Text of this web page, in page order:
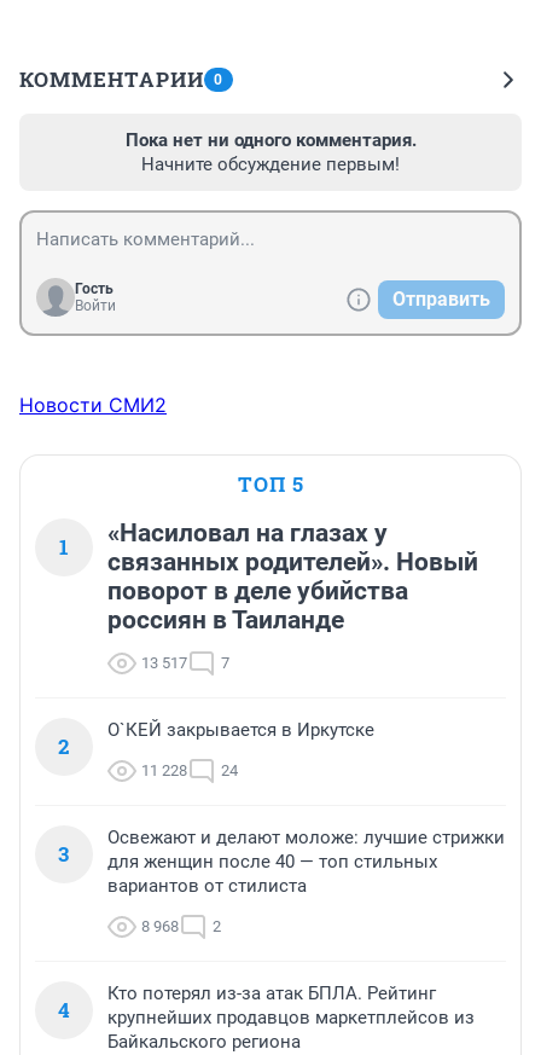
КОММЕНТАРИИ 0
Пока нет ни одного комментария.
Начните обсуждение первым!
Гость
Войти
Отправить
Новости СМИ2
ТОП 5
1
«Насиловал на глазах у
связанных родителей». Новый
поворот в деле убийства
россиян в Таиланде
13 517 7
2
О`КЕЙ закрывается в Иркутске
11 228 24
3
Освежают и делают моложе: лучшие стрижки
для женщин после 40 — топ стильных
вариантов от стилиста
8 968 2
4
Кто потерял из-за атак БПЛА. Рейтинг
крупнейших продавцов маркетплейсов из
Байкальского региона